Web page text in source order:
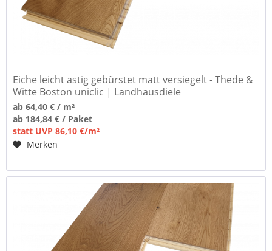
Eiche leicht astig gebürstet matt versiegelt - Thede &
Witte Boston uniclic | Landhausdiele
ab 64,40 € / m²
ab 184,84 € / Paket
statt UVP 86,10 €/m²
Merken